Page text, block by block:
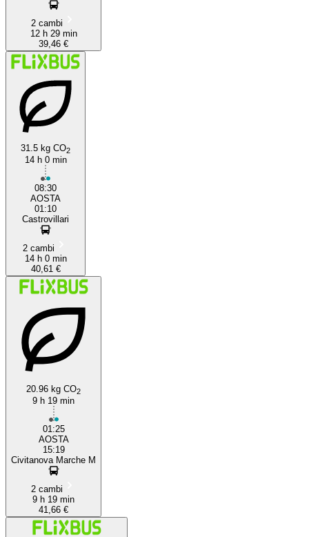
2 cambi
12 h 29 min
39,46 €
31.5 kg CO2
14 h 0 min
08:30
AOSTA
01:10
Castrovillari
2 cambi
14 h 0 min
40,61 €
20.96 kg CO2
9 h 19 min
01:25
AOSTA
15:19
Civitanova Marche M
2 cambi
9 h 19 min
41,66 €